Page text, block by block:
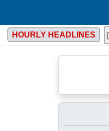
HOURLY HEADLINES